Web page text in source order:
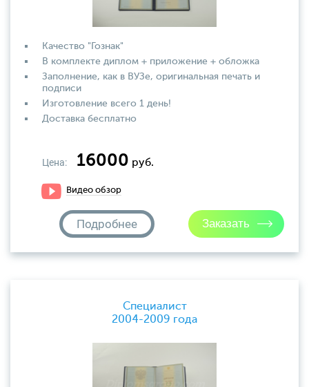
Качество "Гознак"
В комплекте диплом + приложение + обложка
Заполнение, как в ВУЗе, оригинальная печать и
подписи
Изготовление всего 1 день!
Доставка бесплатно
Цена: 16000 руб.
Видео обзор
Подробнее
Специалист
2004-2009 года